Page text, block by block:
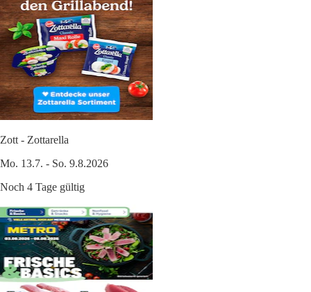
Zott - Zottarella
Mo. 13.7. - So. 9.8.2026
Noch 4 Tage gültig